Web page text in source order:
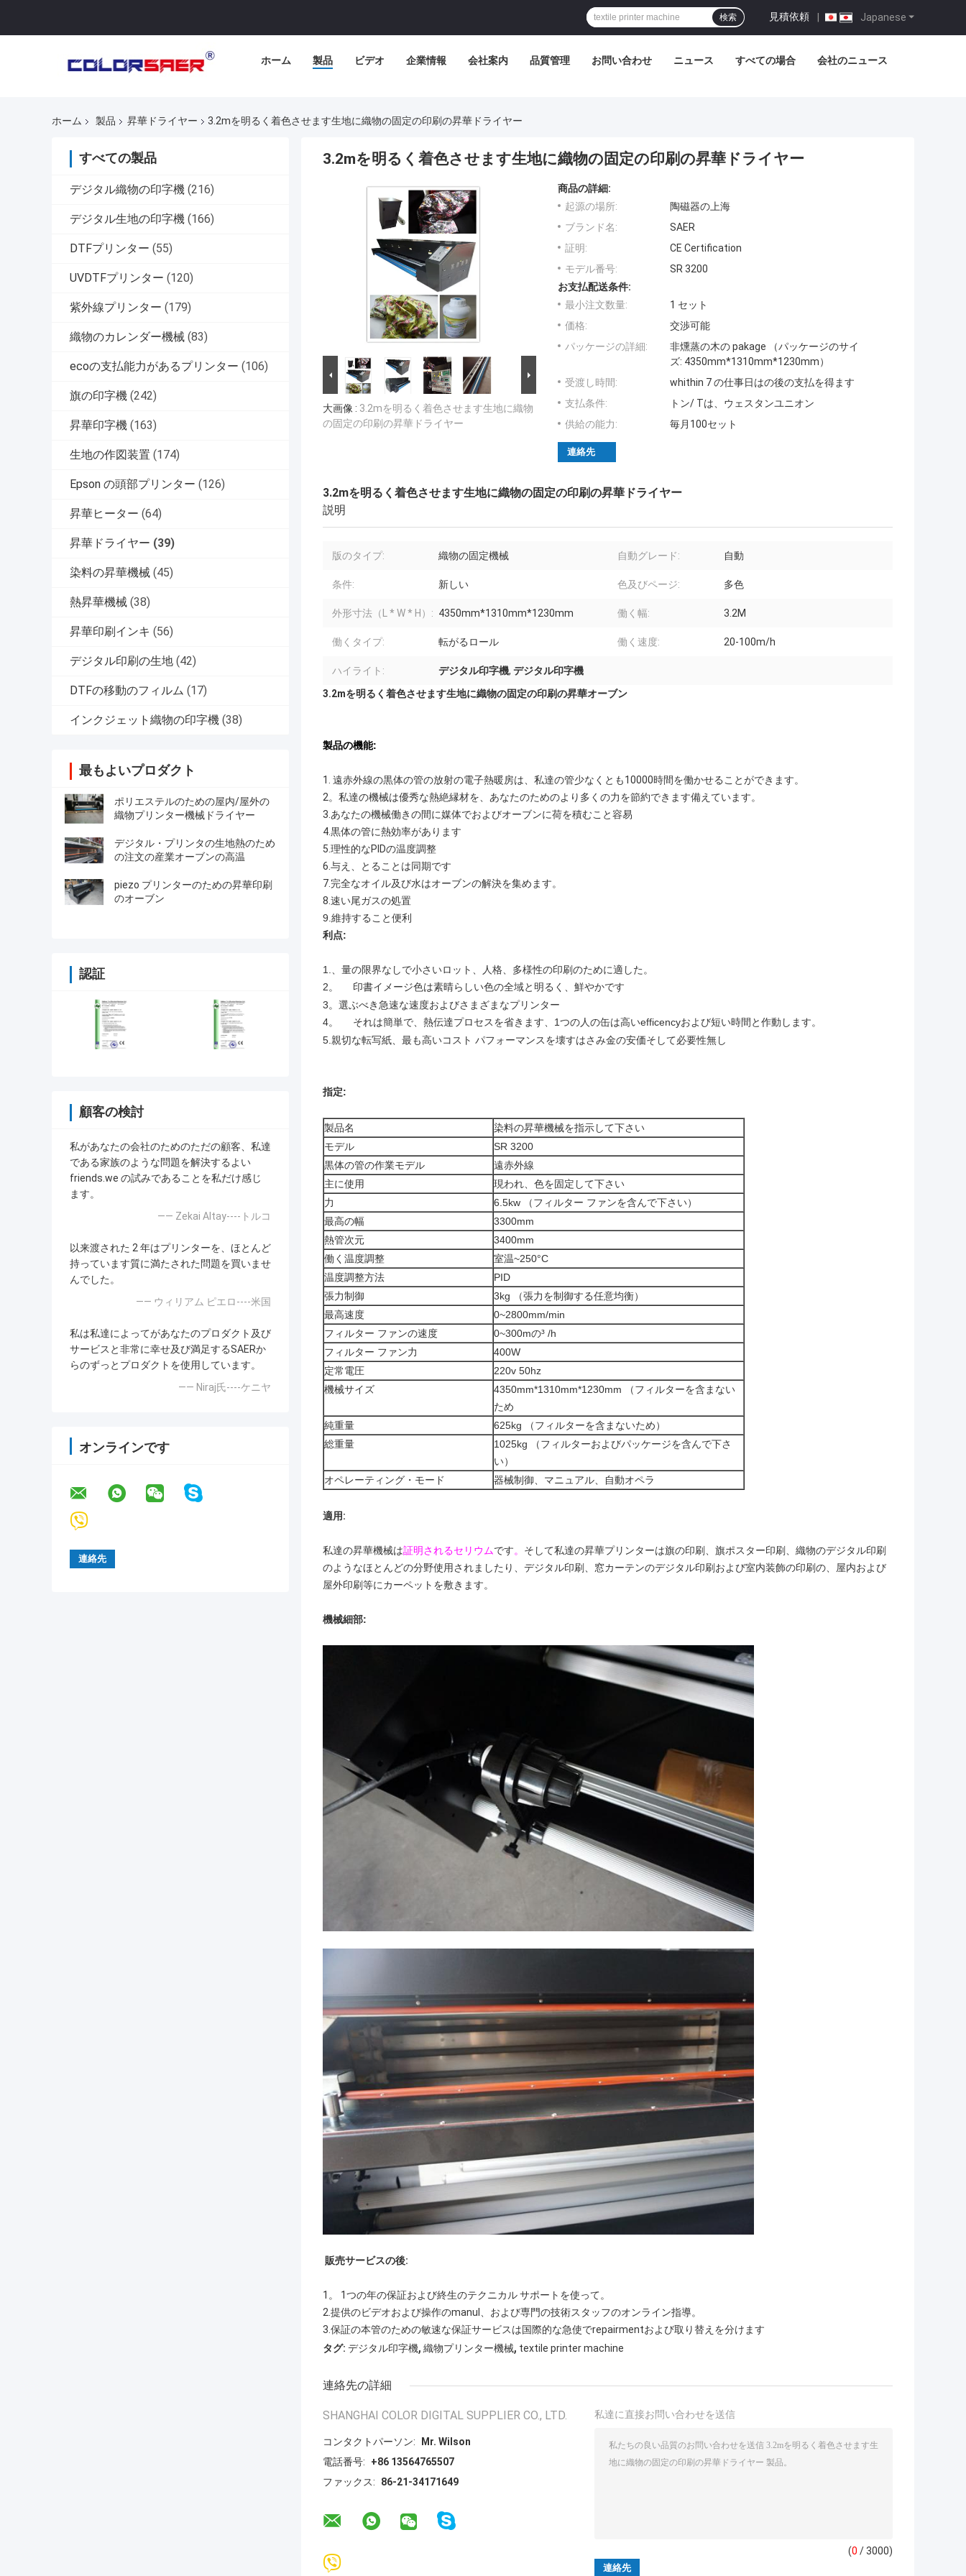
Japanese
見積依頼 |
検索
ホーム 製品 ビデオ 企業情報 会社案内 品質管理 お問い合わせ ニュース すべての場合 会社のニュース
ホーム 製品 昇華ドライヤー 3.2mを明るく着色させます生地に織物の固定の印刷の昇華ドライヤー
すべての製品
デジタル織物の印字機 (216)
デジタル生地の印字機 (166)
DTFプリンター (55)
UVDTFプリンター (120)
紫外線プリンター (179)
織物のカレンダー機械 (83)
ecoの支払能力があるプリンター (106)
旗の印字機 (242)
昇華印字機 (163)
生地の作図装置 (174)
Epson の頭部プリンター (126)
昇華ヒーター (64)
昇華ドライヤー (39)
染料の昇華機械 (45)
熱昇華機械 (38)
昇華印刷インキ (56)
デジタル印刷の生地 (42)
DTFの移動のフィルム (17)
インクジェット織物の印字機 (38)
最もよいプロダクト
ポリエステルのための屋内/屋外の
織物プリンター機械ドライヤー
デジタル・プリンタの生地熱のため
の注文の産業オーブンの高温
piezo プリンターのための昇華印刷
のオーブン
認証
顧客の検討
私があなたの会社のためのただの顧客、私達
である家族のような問題を解決するよい
friends.we の試みであることを私だけ感じ
ます。
—— Zekai Altay----トルコ
以来渡された 2 年はプリンターを、ほとんど
持っています質に満たされた問題を買いませ
んでした。
—— ウィリアム ピエロ----米国
私は私達によってがあなたのプロダクト及び
サービスと非常に幸せ及び満足するSAERか
らのずっとプロダクトを使用しています。
—— Niraj氏----ケニヤ
オンラインです
3.2mを明るく着色させます生地に織物の固定の印刷の昇華ドライヤー
大画像 : 3.2mを明るく着色させます生地に織物
の固定の印刷の昇華ドライヤー
商品の詳細:
起源の場所:
陶磁器の上海
ブランド名:
SAER
証明:
CE Certification
モデル番号:
SR 3200
お支払配送条件:
最小注文数量:
1 セット
価格:
交渉可能
パッケージの詳細:
非燻蒸の木の pakage （パッケージのサイ
ズ: 4350mm*1310mm*1230mm）
受渡し時間:
whithin 7 の仕事日はの後の支払を得ます
支払条件:
トン/ Tは、ウェスタンユニオン
供給の能力:
毎月100セット
連絡先
3.2mを明るく着色させます生地に織物の固定の印刷の昇華ドライヤー
説明
版のタイプ: 織物の固定機械 自動グレード: 自動
条件: 新しい 色及びページ: 多色
外形寸法（L * W * H）: 4350mm*1310mm*1230mm 働く幅: 3.2M
働くタイプ: 転がるロール 働く速度: 20-100m/h
ハイライト: デジタル印字機, デジタル印字機
3.2mを明るく着色させます生地に織物の固定の印刷の昇華オーブン
製品の機能:
1. 遠赤外線の黒体の管の放射の電子熱暖房は、私達の管少なくとも10000時間を働かせることができます。
2。私達の機械は優秀な熱絶縁材を、あなたのためのより多くの力を節約できます備えています。
3.あなたの機械働きの間に媒体でおよびオーブンに荷を積むこと容易
4.黒体の管に熱効率があります
5.理性的なPIDの温度調整
6.与え、とることは同期です
7.完全なオイル及び水はオーブンの解決を集めます。
8.速い尾ガスの処置
9.維持すること便利
利点:
1.、量の限界なしで小さいロット、人格、多様性の印刷のために適した。
2。
印書イメージ色は素晴らしい色の全域と明るく、鮮やかです
3。選ぶべき急速な速度およびさまざまなプリンター
4。
それは簡単で、熱伝達プロセスを省きます、1つの人の缶は高いefficencyおよび短い時間と作動します。
5.親切な転写紙、最も高いコスト パフォーマンスを壊すはさみ金の安価そして必要性無し
指定:
製品名
染料の昇華機械を指示して下さい
モデル
SR 3200
黒体の管の作業モデル
遠赤外線
主に使用
現われ、色を固定して下さい
力
6.5kw （フィルター ファンを含んで下さい）
最高の幅
3300mm
熱管次元
3400mm
働く温度調整
室温~250°C
温度調整方法
PID
張力制御
3kg （張力を制御する任意均衡）
最高速度
0~2800mm/min
フィルター ファンの速度
0~300mの³ /h
フィルター ファン力
400W
定常電圧
220v 50hz
機械サイズ
4350mm*1310mm*1230mm （フィルターを含まない
ため
純重量
625kg （フィルターを含まないため）
総重量
1025kg （フィルターおよびパッケージを含んで下さ
い）
オペレーティング・モード
器械制御、マニュアル、自動オペラ
適用:
私達の昇華機械は証明されるセリウムです。 そして私達の昇華プリンターは旗の印刷、旗ポスター印刷、織物のデジタル印刷
のようなほとんどの分野使用されましたり、デジタル印刷、窓カーテンのデジタル印刷および室内装飾の印刷の、屋内および
屋外印刷等にカーペットを敷きます。
機械細部:
販売サービスの後:
1。 1つの年の保証および終生のテクニカル サポートを使って。
2.提供のビデオおよび操作のmanul、および専門の技術スタッフのオンライン指導。
3.保証の本管のための敏速な保証サービスは国際的な急使でrepairmentおよび取り替えを分けます
タグ: デジタル印字機, 織物プリンター機械, textile printer machine
連絡先の詳細
SHANGHAI COLOR DIGITAL SUPPLIER CO., LTD.
コンタクトパーソン:
Mr. Wilson
電話番号:
+86 13564765507
ファックス:
86-21-34171649
私達に直接お問い合わせを送信
(0 / 3000)